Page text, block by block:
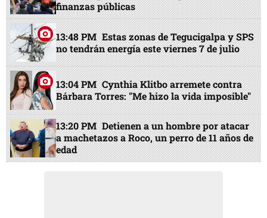
finanzas públicas
13:48 PM Estas zonas de Tegucigalpa y SPS
no tendrán energía este viernes 7 de julio
13:04 PM Cynthia Klitbo arremete contra
Bárbara Torres: "Me hizo la vida imposible"
13:20 PM Detienen a un hombre por atacar
a machetazos a Roco, un perro de 11 años de
edad